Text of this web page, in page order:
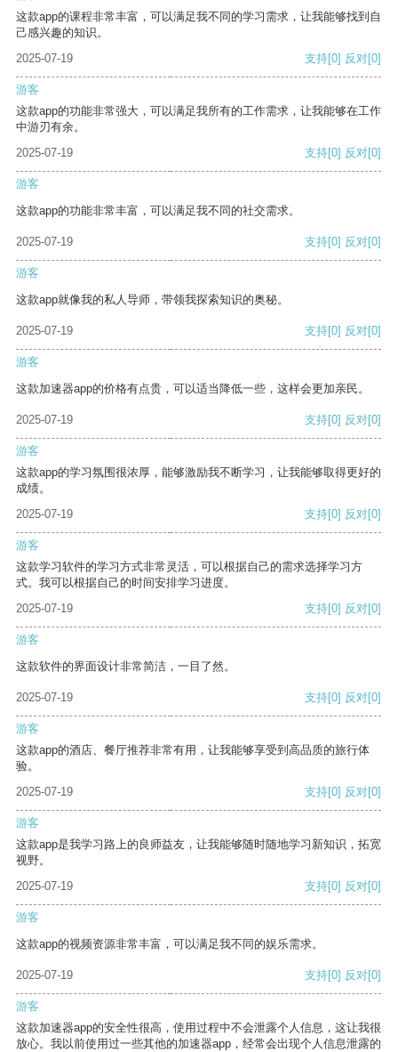
这款app的课程非常丰富，可以满足我不同的学习需求，让我能够找到自
己感兴趣的知识。
2025-07-19
支持[0] 反对[0]
游客
这款app的功能非常强大，可以满足我所有的工作需求，让我能够在工作
中游刃有余。
2025-07-19
支持[0] 反对[0]
游客
这款app的功能非常丰富，可以满足我不同的社交需求。
2025-07-19 支持[0] 反对[0]
游客
这款app就像我的私人导师，带领我探索知识的奥秘。
2025-07-19 支持[0] 反对[0]
游客
这款加速器app的价格有点贵，可以适当降低一些，这样会更加亲民。
2025-07-19 支持[0] 反对[0]
游客
这款app的学习氛围很浓厚，能够激励我不断学习，让我能够取得更好的
成绩。
2025-07-19
支持[0] 反对[0]
游客
这款学习软件的学习方式非常灵活，可以根据自己的需求选择学习方
式。我可以根据自己的时间安排学习进度。
2025-07-19
支持[0] 反对[0]
游客
这款软件的界面设计非常简洁，一目了然。
2025-07-19 支持[0] 反对[0]
游客
这款app的酒店、餐厅推荐非常有用，让我能够享受到高品质的旅行体
验。
2025-07-19
支持[0] 反对[0]
游客
这款app是我学习路上的良师益友，让我能够随时随地学习新知识，拓宽
视野。
2025-07-19
支持[0] 反对[0]
游客
这款app的视频资源非常丰富，可以满足我不同的娱乐需求。
2025-07-19 支持[0] 反对[0]
游客
这款加速器app的安全性很高，使用过程中不会泄露个人信息，这让我很
放心。我以前使用过一些其他的加速器app，经常会出现个人信息泄露的